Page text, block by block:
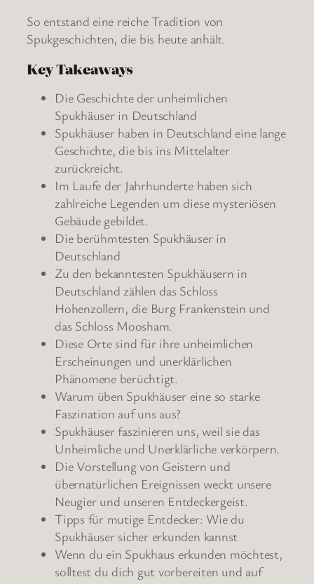
So entstand eine reiche Tradition von
Spukgeschichten, die bis heute anhält.
Key Takeaways
Die Geschichte der unheimlichen
Spukhäuser in Deutschland
Spukhäuser haben in Deutschland eine lange
Geschichte, die bis ins Mittelalter
zurückreicht.
Im Laufe der Jahrhunderte haben sich
zahlreiche Legenden um diese mysteriösen
Gebäude gebildet.
Die berühmtesten Spukhäuser in
Deutschland
Zu den bekanntesten Spukhäusern in
Deutschland zählen das Schloss
Hohenzollern, die Burg Frankenstein und
das Schloss Moosham.
Diese Orte sind für ihre unheimlichen
Erscheinungen und unerklärlichen
Phänomene berüchtigt.
Warum üben Spukhäuser eine so starke
Faszination auf uns aus?
Spukhäuser faszinieren uns, weil sie das
Unheimliche und Unerklärliche verkörpern.
Die Vorstellung von Geistern und
übernatürlichen Ereignissen weckt unsere
Neugier und unseren Entdeckergeist.
Tipps für mutige Entdecker: Wie du
Spukhäuser sicher erkunden kannst
Wenn du ein Spukhaus erkunden möchtest,
solltest du dich gut vorbereiten und auf